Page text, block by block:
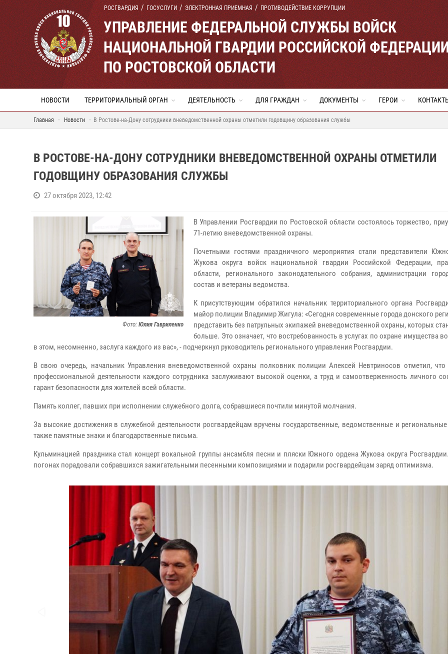
РОСГВАРДИЯ ГОСУСЛУГИ ЭЛЕКТРОННАЯ ПРИЕМНАЯ ПРОТИВОДЕЙСТВИЕ КОРРУПЦИИ
УПРАВЛЕНИЕ ФЕДЕРАЛЬНОЙ СЛУЖБЫ ВОЙСК
НАЦИОНАЛЬНОЙ ГВАРДИИ РОССИЙСКОЙ
ПО РОСТОВСКОЙ ОБЛАСТИ
НОВОСТИ ТЕРРИТОРИАЛЬНЫЙ ОРГАН ДЕЯТЕЛЬНОСТЬ ДЛЯ ГРАЖДАН ДОКУМЕНТЫ ГЕРОИ
Главная Новости В Ростове-на-Дону сотрудники вневедомственной охраны отметили годовщину образования службы
В РОСТОВЕ-НА-ДОНУ СОТРУДНИКИ ВНЕВЕДОМСТВЕННОЙ ОХРАНЫ ОТМЕТИЛИ
ГОДОВЩИНУ ОБРАЗОВАНИЯ СЛУЖБЫ
27 октября 2023, 12:42
Фото: Юлия Гавриленко
В Управлении Росгвардии по Ростовской области состоялось торжество,
71-летию вневедомственной охраны.
Почетными гостями праздничного мероприятия стали представители
Жукова округа войск национальной гвардии Российской Федерации,
области, регионального законодательного собрания, администрации
состав и ветераны ведомства.
К присутствующим обратился начальник территориального органа
майор полиции Владимир Жигула: «Сегодня современные города донского
представить без патрульных экипажей вневедомственной охраны, которых
больше. Это означает, что востребованность в услугах по охране имущества
в этом, несомненно, заслуга каждого из вас», - подчеркнул руководитель регионального управления Росгвардии.
В свою очередь, начальник Управления вневедомственной охраны полковник полиции Алексей Невтриносов отметил, что
профессиональной деятельности каждого сотрудника заслуживают высокой оценки, а труд и самоотверженность личного
гарант безопасности для жителей всей области.
Память коллег, павших при исполнении служебного долга, собравшиеся почтили минутой молчания.
За высокие достижения в служебной деятельности росгвардейцам вручены государственные, ведомственные и
также памятные знаки и благодарственные письма.
Кульминацией праздника стал концерт вокальной группы ансамбля песни и пляски Южного ордена Жукова округа
погонах порадовали собравшихся зажигательными песенными композициями и подарили росгвардейцам заряд оптимизма.